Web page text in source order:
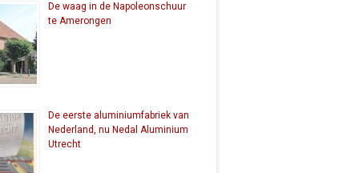
De waag in de Napoleonschuur
te Amerongen
De eerste aluminiumfabriek van
Nederland, nu Nedal Aluminium
Utrecht